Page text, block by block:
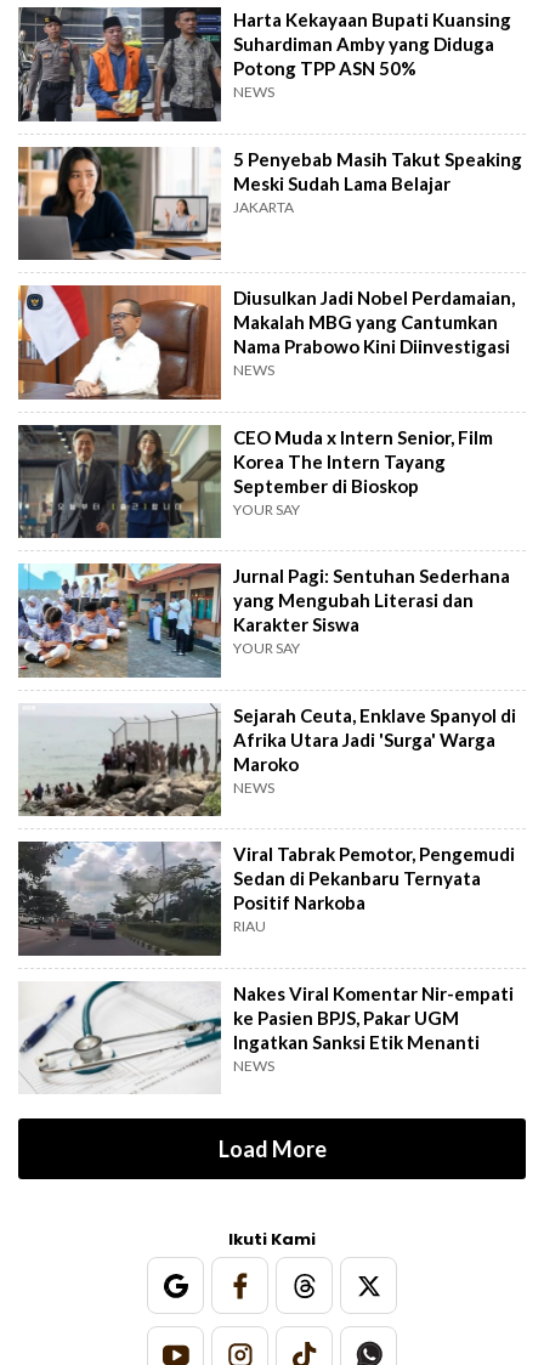
Harta Kekayaan Bupati Kuansing
Suhardiman Amby yang Diduga
Potong TPP ASN 50%
NEWS
5 Penyebab Masih Takut Speaking
Meski Sudah Lama Belajar
JAKARTA
Diusulkan Jadi Nobel Perdamaian,
Makalah MBG yang Cantumkan
Nama Prabowo Kini Diinvestigasi
NEWS
CEO Muda x Intern Senior, Film
Korea The Intern Tayang
September di Bioskop
YOUR SAY
Jurnal Pagi: Sentuhan Sederhana
yang Mengubah Literasi dan
Karakter Siswa
YOUR SAY
Sejarah Ceuta, Enklave Spanyol di
Afrika Utara Jadi 'Surga' Warga
Maroko
NEWS
Viral Tabrak Pemotor, Pengemudi
Sedan di Pekanbaru Ternyata
Positif Narkoba
RIAU
Nakes Viral Komentar Nir-empati
ke Pasien BPJS, Pakar UGM
Ingatkan Sanksi Etik Menanti
NEWS
Load More
Ikuti Kami